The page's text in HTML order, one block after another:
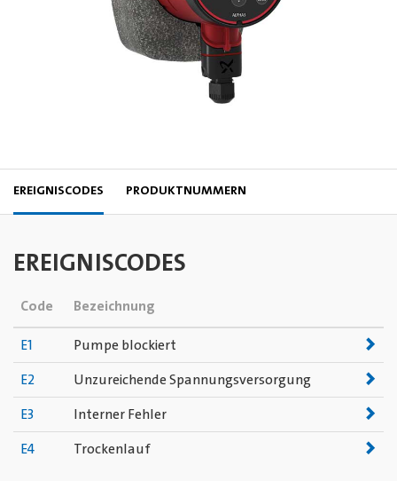
EREIGNISCODES PRODUKTNUMMERN
EREIGNISCODES
Code Bezeichnung
E1 Pumpe blockiert
E2 Unzureichende Spannungsversorgung
E3 Interner Fehler
E4 Trockenlauf